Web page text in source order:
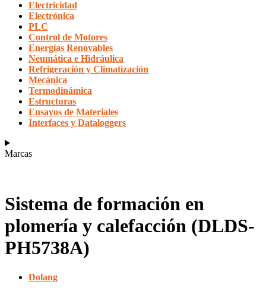
Electricidad
Electrónica
PLC
Control de Motores
Energías Renovables
Neumática e Hidráulica
Refrigeración y Climatización
Mecánica
Termodinámica
Estructuras
Ensayos de Materiales
Interfaces y Dataloggers
Marcas
Sistema de formación en
plomería y calefacción (DLDS-
PH5738A)
Dolang